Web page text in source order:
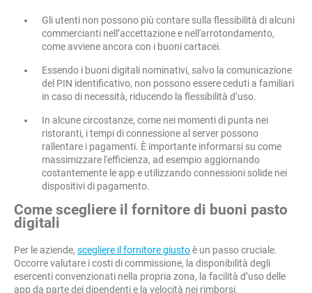
Gli utenti non possono più contare sulla flessibilità di alcuni
commercianti nell’accettazione e nell'arrotondamento,
come avviene ancora con i buoni cartacei.
Essendo i buoni digitali nominativi, salvo la comunicazione
del PIN identificativo, non possono essere ceduti a familiari
in caso di necessità, riducendo la flessibilità d’uso.
In alcune circostanze, come nei momenti di punta nei
ristoranti, i tempi di connessione al server possono
rallentare i pagamenti. È importante informarsi su come
massimizzare l'efficienza, ad esempio aggiornando
costantemente le app e utilizzando connessioni solide nei
dispositivi di pagamento.
Come scegliere il fornitore di buoni pasto
digitali
Per le aziende, scegliere il fornitore giustoè un passo cruciale.
Occorre valutare i costi di commissione, la disponibilità degli
esercenti convenzionati nella propria zona, la facilità d’uso delle
app da parte dei dipendenti e la velocità nei rimborsi.